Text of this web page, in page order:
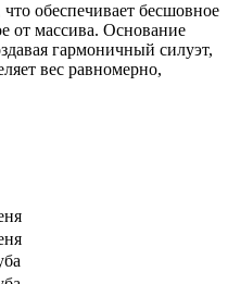
обеспечивает бесшовное
от массива. Основание
гармоничный силуэт,
вес равномерно,